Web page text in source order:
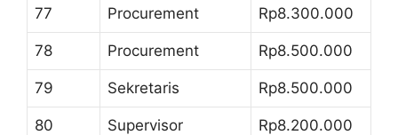
77 Procurement Rp8.300.000
78 Procurement Rp8.500.000
79 Sekretaris Rp8.500.000
80 Supervisor Rp8.200.000